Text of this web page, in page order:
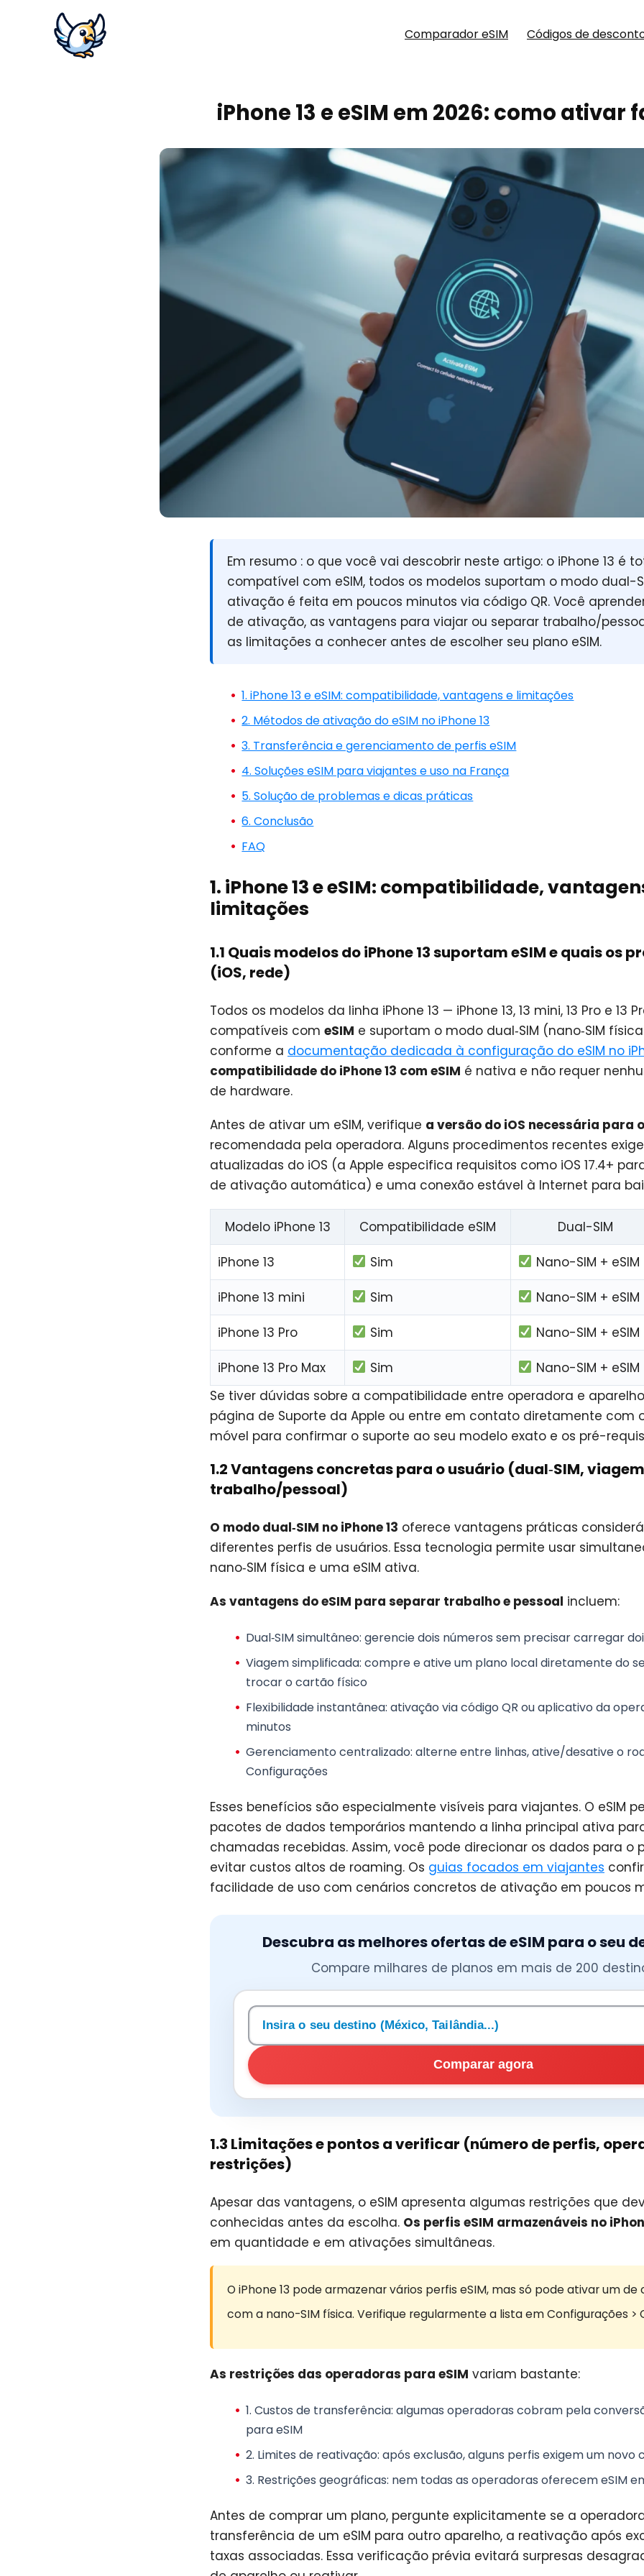
Comparador eSIM Códigos de
iPhone 13 e eSIM em 2026: como ativar
Em resumo : o que você vai descobrir neste artigo: o iPhone 13 é
compatível com eSIM, todos os modelos suportam o modo dual-
ativação é feita em poucos minutos via código QR. Você
de ativação, as vantagens para viajar ou separar trabalho/
as limitações a conhecer antes de escolher seu plano eSIM.
1. iPhone 13 e eSIM: compatibilidade, vantagens e limitações
2. Métodos de ativação do eSIM no iPhone 13
3. Transferência e gerenciamento de perfis eSIM
4. Soluções eSIM para viajantes e uso na França
5. Solução de problemas e dicas práticas
6. Conclusão
FAQ
1. iPhone 13 e eSIM: compatibilidade,
limitações
1.1 Quais modelos do iPhone 13 suportam eSIM e quais os
(iOS, rede)
Todos os modelos da linha iPhone 13 — iPhone 13, 13 mini, 13 Pro e 13
compatíveis com eSIM e suportam o modo dual‑SIM (nano‑SIM
conforme a documentação dedicada à configuração do eSIM no
compatibilidade do iPhone 13 com eSIM é nativa e não requer
de hardware.
Antes de ativar um eSIM, verifique a versão do iOS necessária para
recomendada pela operadora. Alguns procedimentos recentes
atualizadas do iOS (a Apple especifica requisitos como iOS 17.4+
de ativação automática) e uma conexão estável à Internet para
Modelo iPhone 13 Compatibilidade eSIM Dual-SIM
iPhone 13 Sim Nano-SIM + eSIM
iPhone 13 mini Sim Nano-SIM + eSIM
iPhone 13 Pro Sim Nano-SIM + eSIM
iPhone 13 Pro Max Sim Nano-SIM + eSIM
Se tiver dúvidas sobre a compatibilidade entre operadora e
página de Suporte da Apple ou entre em contato diretamente com
móvel para confirmar o suporte ao seu modelo exato e os pré-
1.2 Vantagens concretas para o usuário (dual‑SIM,
trabalho/pessoal)
O modo dual‑SIM no iPhone 13 oferece vantagens práticas
diferentes perfis de usuários. Essa tecnologia permite usar
nano‑SIM física e uma eSIM ativa.
As vantagens do eSIM para separar trabalho e pessoal incluem:
Dual‑SIM simultâneo: gerencie dois números sem precisar carregar
Viagem simplificada: compre e ative um plano local diretamente do
trocar o cartão físico
Flexibilidade instantânea: ativação via código QR ou aplicativo da
minutos
Gerenciamento centralizado: alterne entre linhas, ative/desative o
Configurações
Esses benefícios são especialmente visíveis para viajantes. O eSIM
pacotes de dados temporários mantendo a linha principal ativa
chamadas recebidas. Assim, você pode direcionar os dados para o
evitar custos altos de roaming. Os guias focados em viajantes
facilidade de uso com cenários concretos de ativação em poucos
Descubra as melhores ofertas de eSIM para o seu
Compare milhares de planos em mais de 200
Pesquisar um destino
Comparar agora
1.3 Limitações e pontos a verificar (número de perfis,
restrições)
Apesar das vantagens, o eSIM apresenta algumas restrições que
conhecidas antes da escolha. Os perfis eSIM armazenáveis no
em quantidade e em ativações simultâneas.
O iPhone 13 pode armazenar vários perfis eSIM, mas só pode ativar um de
com a nano-SIM física. Verifique regularmente a lista em Configurações >
As restrições das operadoras para eSIM variam bastante:
1. Custos de transferência: algumas operadoras cobram pela
para eSIM
2. Limites de reativação: após exclusão, alguns perfis exigem um novo
3. Restrições geográficas: nem todas as operadoras oferecem eSIM
Antes de comprar um plano, pergunte explicitamente se a
transferência de um eSIM para outro aparelho, a reativação após
taxas associadas. Essa verificação prévia evitará surpresas